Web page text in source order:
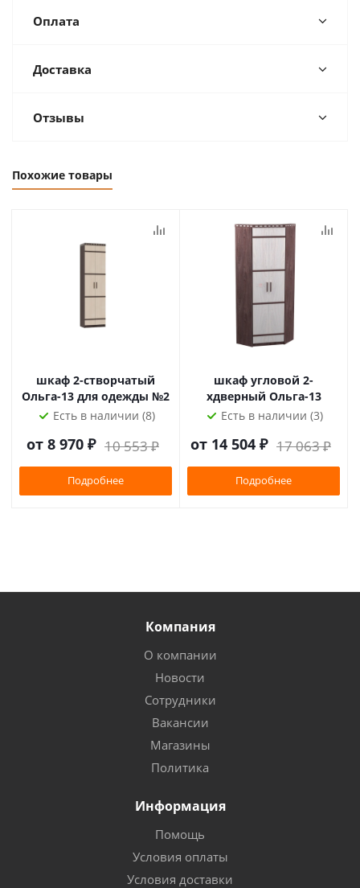
Оплата
Доставка
Отзывы
Похожие товары
шкаф 2-створчатый
Ольга-13 для одежды №2
Есть в наличии (8)
от 8 970 ₽ 10 553 ₽
Подробнее
шкаф угловой 2-
хдверный Ольга-13
Есть в наличии (3)
от 14 504 ₽ 17 063 ₽
Подробнее
Компания
О компании
Новости
Сотрудники
Вакансии
Магазины
Политика
Информация
Помощь
Условия оплаты
Условия доставки